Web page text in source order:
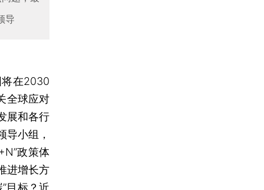
导
在2030
全球应对
展和各行
导小组，
政策体
进增长方
目标？近